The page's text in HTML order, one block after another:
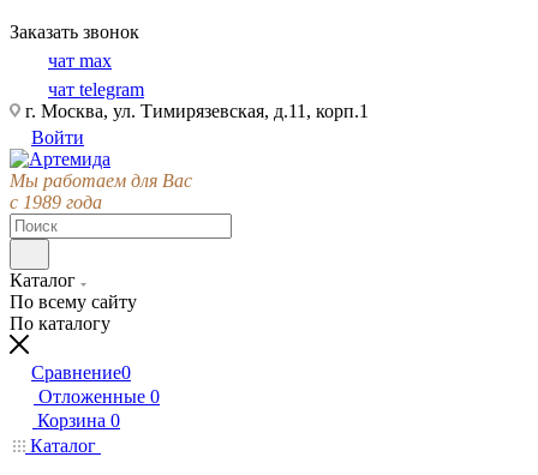
Заказать звонок
чат max
чат telegram
г. Москва, ул. Тимирязевская, д.11, корп.1
Войти
Мы работаем для Вас
с 1989 года
Каталог
По всему сайту
По каталогу
Сравнение0
Отложенные 0
Корзина 0
Каталог